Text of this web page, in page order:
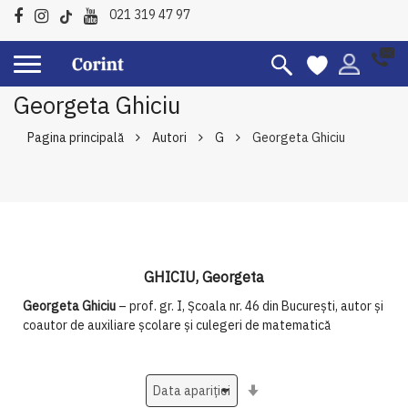
021 319 47 97
Georgeta Ghiciu
Pagina principală Autori G Georgeta Ghiciu
GHICIU, Georgeta
Georgeta Ghiciu – prof. gr. I, Şcoala nr. 46 din Bucureşti, autor şi
coautor de auxiliare şcolare şi culegeri de matematică